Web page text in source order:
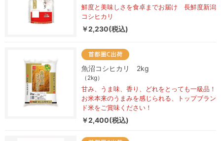
鮮度と美味しさを食卓までお届け 長鮮度新潟
コシヒカリ
￥2,230(税込)
魚沼コシヒカリ 2kg
（2kg）
甘み、うま味、香り、どれをとっても一級品！
お米本来のうまみを感じられる、トップブラン
ド米をご賞味ください！
￥2,400(税込)